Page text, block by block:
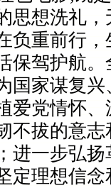
思想洗礼
负重前行
保驾护航
国家谋复
爱党情怀
不拔的意
进一步弘
定理想信